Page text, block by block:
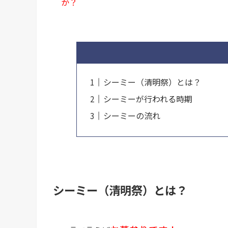
シーミー（清明祭）とは？
シーミーが行われる時期
シーミーの流れ
シーミー（清明祭）とは？